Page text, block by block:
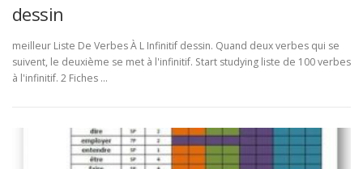
dessin
meilleur Liste De Verbes À L Infinitif dessin. Quand deux verbes qui se
suivent, le deuxième se met à l'infinitif. Start studying liste de 100 verbes
à l'infinitif. 2 Fiches …